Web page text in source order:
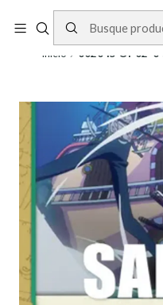
Inicio 002045 OP02-